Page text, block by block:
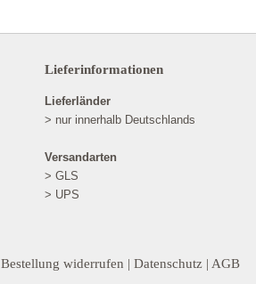
Lieferinformationen
Lieferländer
> nur innerhalb Deutschlands
Versandarten
> GLS
> UPS
Bestellung widerrufen | Datenschutz | AGB